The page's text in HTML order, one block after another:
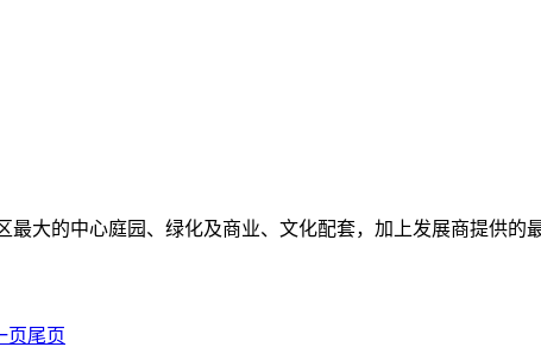
大的中心庭园、绿化及商业、文化配套，加上发展商提供
页尾页